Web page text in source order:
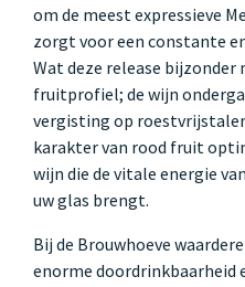
om de meest expressieve
zorgt voor een constante
Wat deze release
fruitprofiel; de wijn
vergisting op
karakter van rood fruit
wijn die de vitale energie
uw glas brengt.
Bij de Brouwhoeve
enorme doordrinkbaarheid